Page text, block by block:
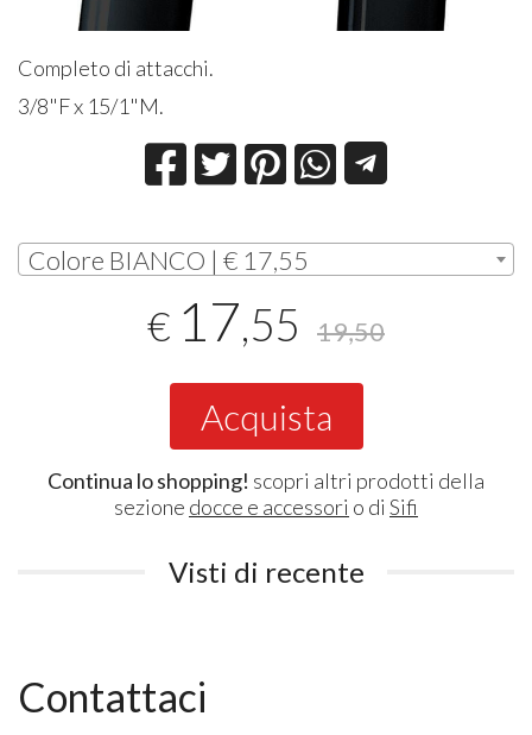
Completo di attacchi.
3/8"F x 15/1"M.
Colore BIANCO | € 17,55
€ 17,55 19,50
Acquista
Continua lo shopping! scopri altri prodotti della
sezione docce e accessori o di Sifi
Visti di recente
Contattaci